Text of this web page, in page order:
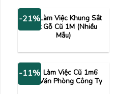
-21%
Bàn Làm Việc Khung Sắt
Mặt Gỗ Cũ 1M (Nhiều
Mẫu)
-11%Bàn Làm Việc Cũ 1m6
Cho Văn Phòng Công Ty